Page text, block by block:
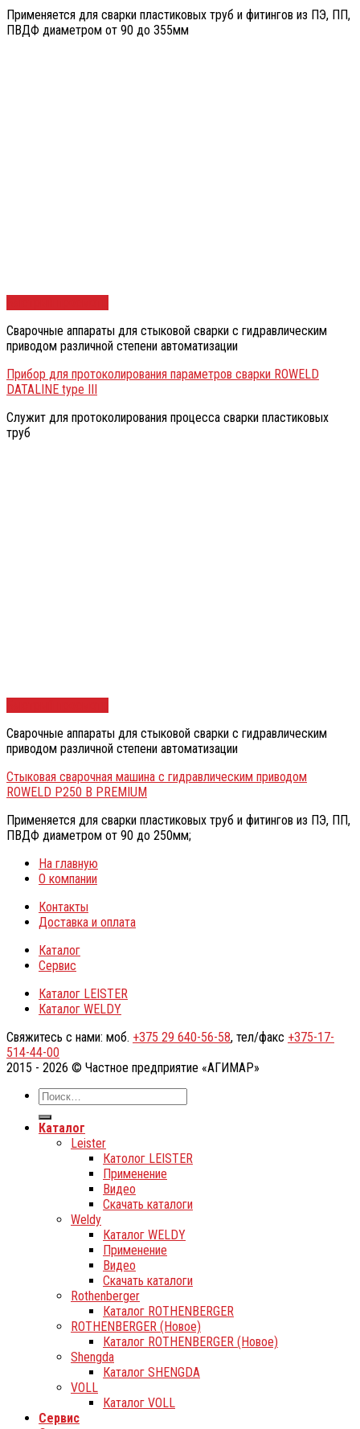
Применяется для сварки пластиковых труб и фитингов из ПЭ, ПП,
ПВДФ диаметром от 90 до 355мм
Сварочные аппараты для стыковой сварки с гидравлическим
приводом различной степени автоматизации
Прибор для протоколирования параметров сварки ROWELD
DATALINE type III
Служит для протоколирования процесса сварки пластиковых
труб
Сварочные аппараты для стыковой сварки с гидравлическим
приводом различной степени автоматизации
Стыковая сварочная машина с гидравлическим приводом
ROWELD P250 B PREMIUM
Применяется для сварки пластиковых труб и фитингов из ПЭ, ПП,
ПВДФ диаметром от 90 до 250мм;
На главную
О компании
Контакты
Доставка и оплата
Каталог
Сервис
Каталог LEISTER
Каталог WELDY
Свяжитесь с нами: моб. +375 29 640-56-58, тел/факс +375-17-
514-44-00
2015 - 2026 © Частное предприятие «АГИМАР»
Каталог
Leister
Католог LEISTER
Применение
Видео
Скачать каталоги
Weldy
Каталог WELDY
Применение
Видео
Скачать каталоги
Rothenberger
Каталог ROTHENBERGER
ROTHENBERGER (Новое)
Каталог ROTHENBERGER (Новое)
Shengda
Каталог SHENGDA
VOLL
Каталог VOLL
Сервис